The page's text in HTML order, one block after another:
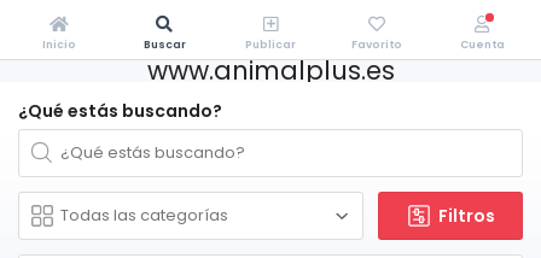
www.animalplus.es
¿Qué estás buscando?
Filtros
Inicio Buscar Publicar Favorito Cuenta